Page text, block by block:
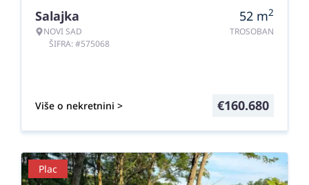
Salajka
NOVI SAD
ŠIFRA: #575068
52 m2
TROSOBAN
Više o nekretnini > €160.680
Plac